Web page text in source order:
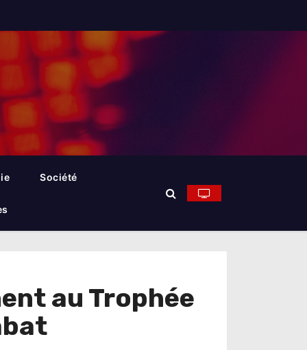
Société
au Trophée